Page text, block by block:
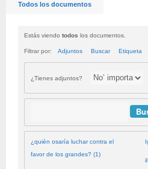
Todos los documentos
Estás viendo todos los documentos.
Filtrar por: Adjuntos Buscar Etiqueta
¿Tienes adjuntos?
¿quién osaría luchar contra el
favor de los grandes? (1)